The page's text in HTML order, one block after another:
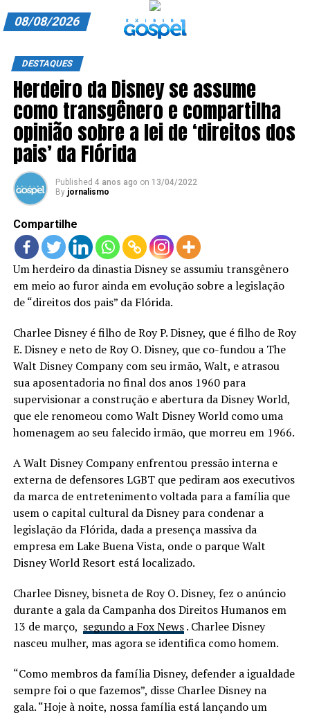
ANUNCIE CONOSCO
ASSINE
CARRINHO
EDITORIAL
ENTREVISTAS
EXPEDIENTE
FINALIZAR COMPRA
HOME
08/08/2026
DESTAQUES
Herdeiro da Disney se assume
como transgênero e compartilha
opinião sobre a lei de ‘direitos dos
pais’ da Flórida
Published 4 anos ago on 13/04/2022
By jornalismo
Compartilhe
Um herdeiro da dinastia Disney se assumiu transgênero
em meio ao furor ainda em evolução sobre a legislação
de “direitos dos pais” da Flórida.
Charlee Disney é filho de Roy P. Disney, que é filho de Roy
E. Disney e neto de Roy O. Disney, que co-fundou a The
Walt Disney Company com seu irmão, Walt, e atrasou
sua aposentadoria no final dos anos 1960 para
supervisionar a construção e abertura da Disney World,
que ele renomeou como Walt Disney World como uma
homenagem ao seu falecido irmão, que morreu em 1966.
A Walt Disney Company enfrentou pressão interna e
externa de defensores LGBT que pediram aos executivos
da marca de entretenimento voltada para a família que
usem o capital cultural da Disney para condenar a
legislação da Flórida, dada a presença massiva da
empresa em Lake Buena Vista, onde o parque Walt
Disney World Resort está localizado.
Charlee Disney, bisneta de Roy O. Disney, fez o anúncio
durante a gala da Campanha dos Direitos Humanos em
13 de março, segundo a Fox News. Charlee Disney
nasceu mulher, mas agora se identifica como homem.
“Como membros da família Disney, defender a igualdade
sempre foi o que fazemos”, disse Charlee Disney na
gala. “Hoje à noite, nossa família está lançando um